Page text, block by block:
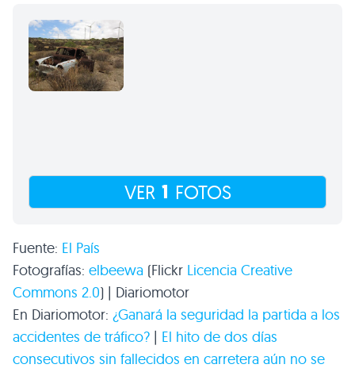
VER 1 FOTOS
Fuente: El País
Fotografías: elbeewa (Flickr Licencia Creative
Commons 2.0) | Diariomotor
En Diariomotor: ¿Ganará la seguridad la partida a los
accidentes de tráfico? | El hito de dos días
consecutivos sin fallecidos en carretera aún no se